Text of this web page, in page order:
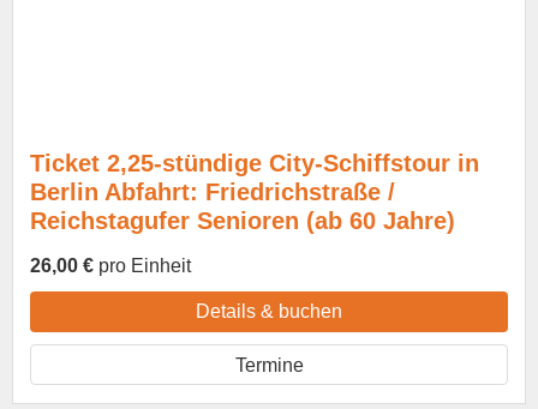
Ticket 2,25-stündige City-Schiffstour in
Berlin Abfahrt: Friedrichstraße /
Reichstagufer Senioren (ab 60 Jahre)
26,00 € pro Einheit
Details & buchen
Termine